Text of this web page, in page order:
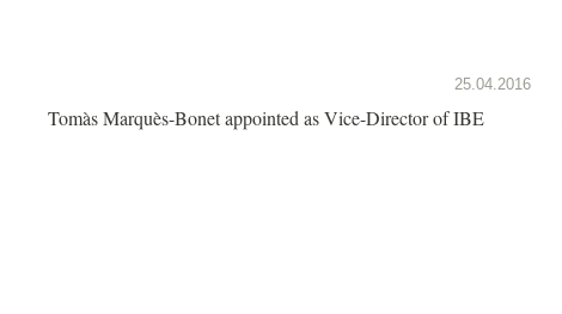
25.04.2016
Tomàs Marquès-Bonet appointed as Vice-Director of IBE